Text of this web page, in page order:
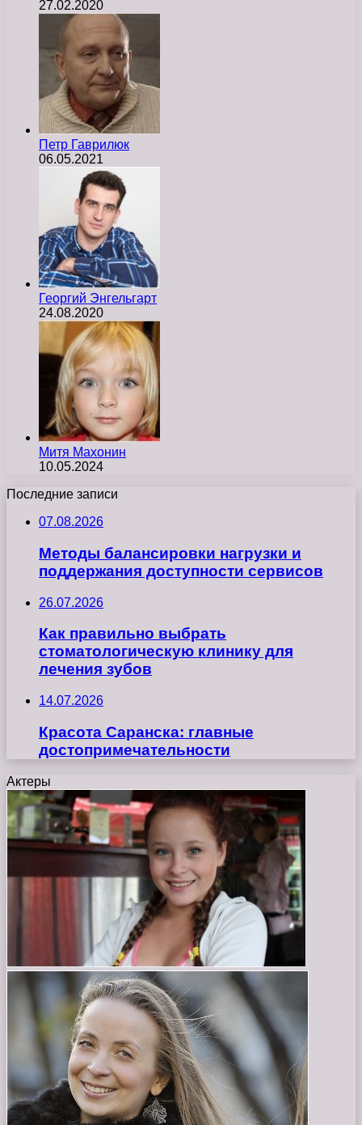
27.02.2020
Петр Гаврилюк
06.05.2021
Георгий Энгельгарт
24.08.2020
Митя Махонин
10.05.2024
Последние записи
07.08.2026
Методы балансировки нагрузки и
поддержания доступности сервисов
26.07.2026
Как правильно выбрать
стоматологическую клинику для
лечения зубов
14.07.2026
Красота Саранска: главные
достопримечательности
Актеры